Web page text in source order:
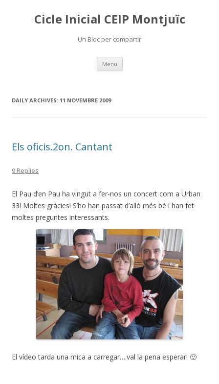
Cicle Inicial CEIP Montjuïc
Un Bloc per compartir
Menu Skip
content
DAILY ARCHIVES: 11 NOVEMBRE 2009
Els oficis.2on. Cantant
9 Replies
El Pau d’en Pau ha vingut a fer-nos un concert com a Urban
33! Moltes gràcies! S’ho han passat d’allò més bé i han fet
moltes preguntes interessants.
El vídeo tarda una mica a carregar….val la pena esperar! 🙂